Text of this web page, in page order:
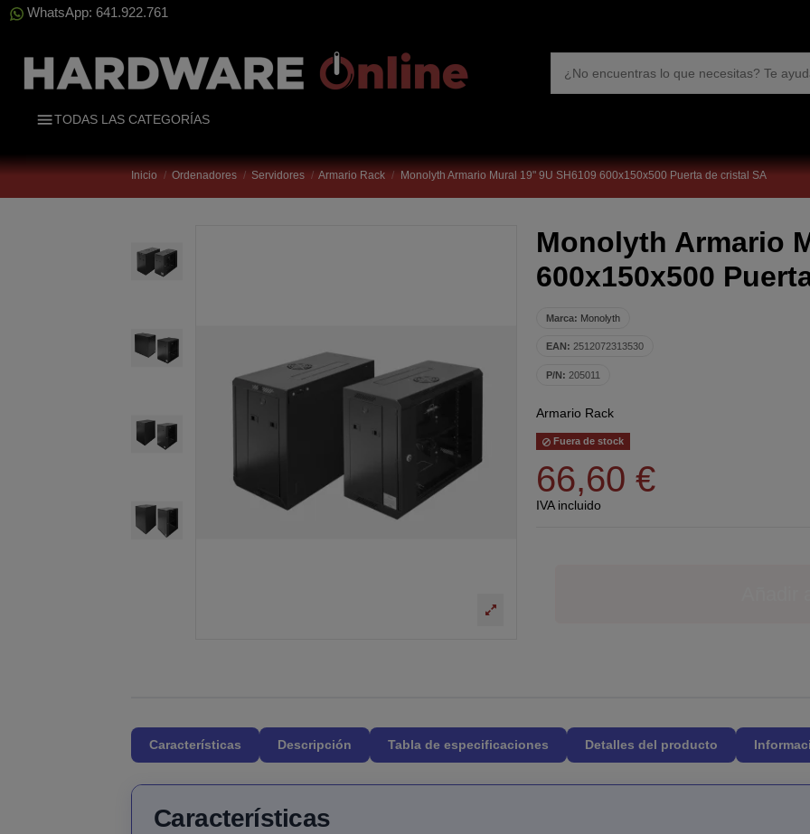
WhatsApp: 641.922.761
TODAS LAS CATEGORÍAS
Inicio Ordenadores Servidores Armario Rack Monolyth Armario Mural 19" 9U SH6109 600x150x500 Puerta de cristal SA
Monolyth Armario
600x150x500
Marca: Monolyth
EAN: 2512072313530
P/N: 205011
Armario Rack
Fuera de stock
66,60 €
IVA incluido
Características Descripción Tabla de especificaciones Detalles del producto
Características